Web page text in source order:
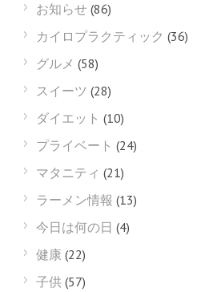
お知らせ (86)
カイロプラクティック (36)
グルメ (58)
スイーツ (28)
ダイエット (10)
プライベート (24)
マタニティ (21)
ラーメン情報 (13)
今日は何の日 (4)
健康 (22)
子供 (57)